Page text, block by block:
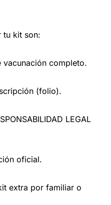
tu kit son:
completo.
(folio).
LEGAL
oficial.
extra por familiar o